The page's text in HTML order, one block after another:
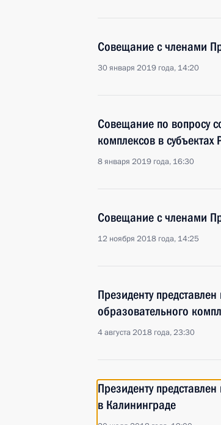
Совещание с членами
30 января 2019 года, 14:20
Совещание по вопросу
комплексов в
8 января 2019 года, 16:30
Совещание с членами
12 ноября 2018 года, 14:25
Президенту
образовательного
4 августа 2018 года, 23:30
Президенту
в Калининграде